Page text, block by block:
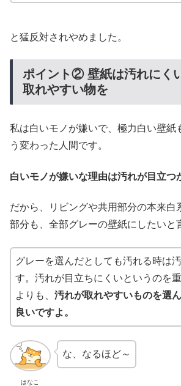
と猛反対されやめました。
ポイント② 壁紙は汚れにく
取れやすい物を
私は白いモノが嫌いで、極力白い壁紙
う変わった人間です。
白いモノが嫌いな理由は汚れが目立つ
だから、リビングや共用部分の本来白
部分も、全部グレーの壁紙にしたいと
グレーを選んだとしても汚れる時は
す。汚れが目立ちにくいというのを
よりも、 汚れが取れやすいものを選
良いですよ。
はなこ
な、なるほど～